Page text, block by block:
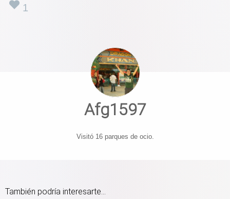
1
Afg1597
Visitó 16 parques de ocio.
También podría interesarte...